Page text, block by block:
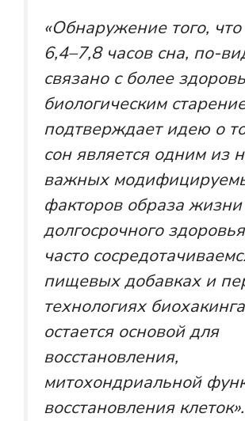
«Обнаружение того,
6,4–7,8 часов сна, по-
связано с более
биологическим
подтверждает идею о
сон является одним из
важных
факторов образа
долгосрочного
часто
пищевых добавках и
технологиях
остается основой для
восстановления,
митохондриальной
восстановления клеток».